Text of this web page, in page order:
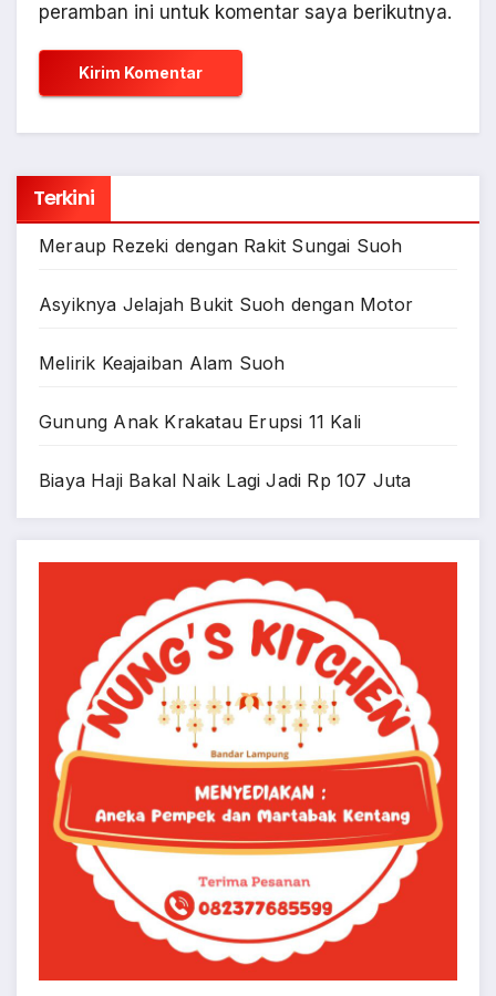
peramban ini untuk komentar saya berikutnya.
Terkini
Meraup Rezeki dengan Rakit Sungai Suoh
Asyiknya Jelajah Bukit Suoh dengan Motor
Melirik Keajaiban Alam Suoh
Gunung Anak Krakatau Erupsi 11 Kali
Biaya Haji Bakal Naik Lagi Jadi Rp 107 Juta